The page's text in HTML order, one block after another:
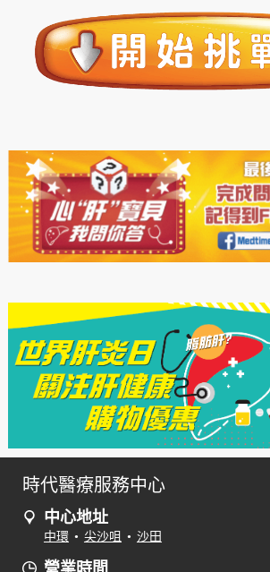
時代醫療服務中心
中心地址
中環 • 尖沙咀 • 沙田